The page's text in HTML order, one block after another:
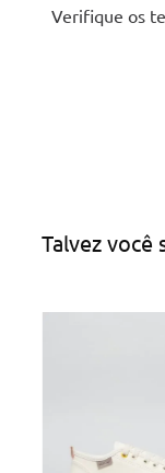
Verifique os
Talvez você